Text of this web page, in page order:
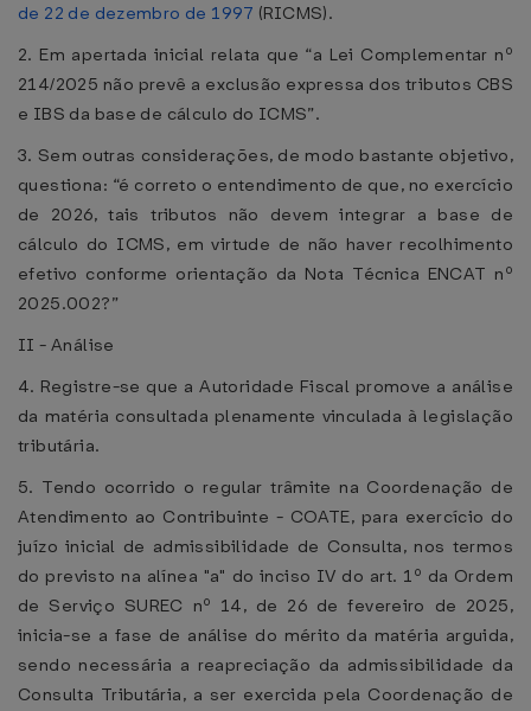
de 22 de dezembro de 1997 (RICMS).
2. Em apertada inicial relata que “a Lei Complementar nº
214/2025 não prevê a exclusão expressa dos tributos CBS
e IBS da base de cálculo do ICMS”.
3. Sem outras considerações, de modo bastante objetivo,
questiona: “é correto o entendimento de que, no exercício
de 2026, tais tributos não devem integrar a base de
cálculo do ICMS, em virtude de não haver recolhimento
efetivo conforme orientação da Nota Técnica ENCAT nº
2025.002?”
II - Análise
4. Registre-se que a Autoridade Fiscal promove a análise
da matéria consultada plenamente vinculada à legislação
tributária.
5. Tendo ocorrido o regular trâmite na Coordenação de
Atendimento ao Contribuinte - COATE, para exercício do
juízo inicial de admissibilidade de Consulta, nos termos
do previsto na alínea "a" do inciso IV do art. 1º da Ordem
de Serviço SUREC nº 14, de 26 de fevereiro de 2025,
inicia-se a fase de análise do mérito da matéria arguida,
sendo necessária a reapreciação da admissibilidade da
Consulta Tributária, a ser exercida pela Coordenação de